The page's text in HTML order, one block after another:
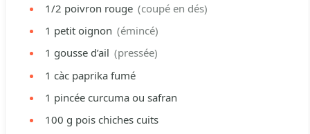
1/2 poivron rouge (coupé en dés)
1 petit oignon (émincé)
1 gousse d’ail (pressée)
1 càc paprika fumé
1 pincée curcuma ou safran
100 g pois chiches cuits